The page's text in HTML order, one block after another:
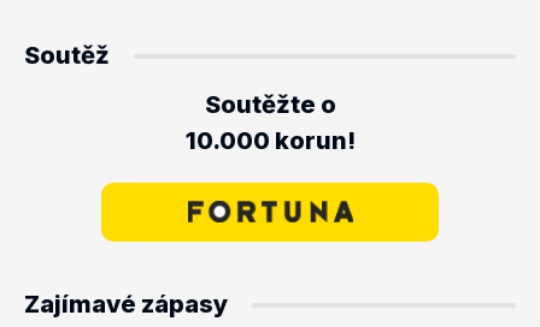
Soutěž
Soutěžte o
10.000 korun!
Zajímavé zápasy